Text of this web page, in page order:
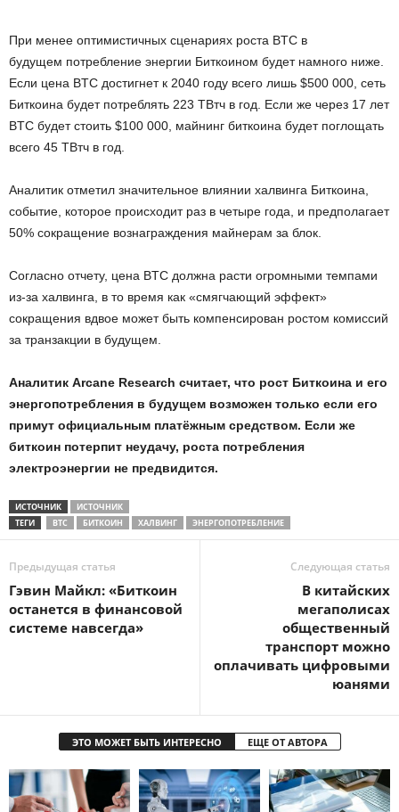
При менее оптимистичных сценариях роста BTC в
будущем потребление энергии Биткоином будет намного ниже.
Если цена BTC достигнет к 2040 году всего лишь $500 000, сеть
Биткоина будет потреблять 223 ТВтч в год. Если же через 17 лет
BTC будет стоить $100 000, майнинг биткоина будет поглощать
всего 45 ТВтч в год.
Аналитик отметил значительное влиянии халвинга Биткоина,
событие, которое происходит раз в четыре года, и предполагает
50% сокращение вознаграждения майнерам за блок.
Согласно отчету, цена BTC должна расти огромными темпами
из-за халвинга, в то время как «смягчающий эффект»
сокращения вдвое может быть компенсирован ростом комиссий
за транзакции в будущем.
Аналитик Arcane Research считает, что рост Биткоина и его
энергопотребления в будущем возможен только если его
примут официальным платёжным средством. Если же
биткоин потерпит неудачу, роста потребления
электроэнергии не предвидится.
ИСТОЧНИК
ИСТОЧНИК
ТЕГИ
BTC БИТКОИН ХАЛВИНГ ЭНЕРГОПОТРЕБЛЕНИЕ
Предыдущая статья
Гэвин Майкл: «Биткоин
останется в финансовой
системе навсегда»
Следующая статья
В китайских
мегаполисах
общественный
транспорт можно
оплачивать цифровыми
юанями
ЭТО МОЖЕТ БЫТЬ ИНТЕРЕСНО ЕЩЕ ОТ АВТОРА